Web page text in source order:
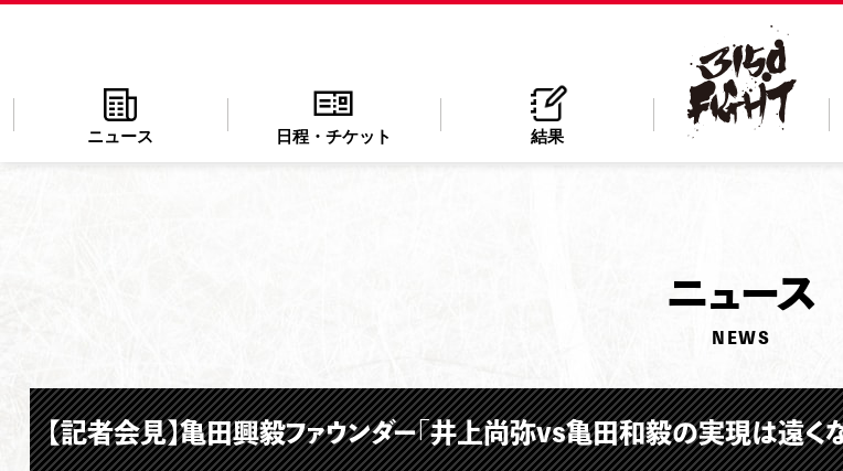
ニュース 日程・チケット 結果
ニュース
NEWS
【記者会見】亀田興毅ファウンダー「井上尚弥vs亀田和毅の実現は遠く